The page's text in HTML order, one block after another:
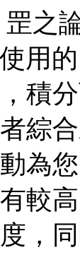
之
用的
積
綜
為
較
，